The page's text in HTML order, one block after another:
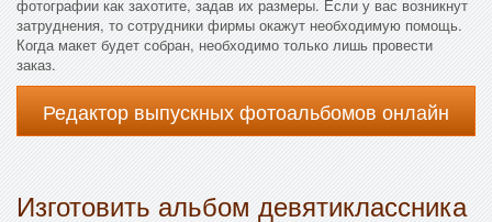
фотографии как захотите, задав их размеры. Если у вас возникнут
затруднения, то сотрудники фирмы окажут необходимую помощь.
Когда макет будет собран, необходимо только лишь провести
заказ.
Редактор выпускных фотоальбомов онлайн
Изготовить альбом девятиклассника